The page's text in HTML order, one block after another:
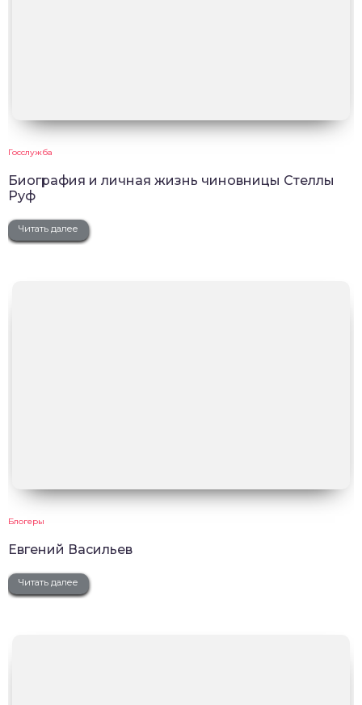
Госслужба
Биография и личная жизнь чиновницы Стеллы
Руф
Читать далее
Блогеры
Евгений Васильев
Читать далее